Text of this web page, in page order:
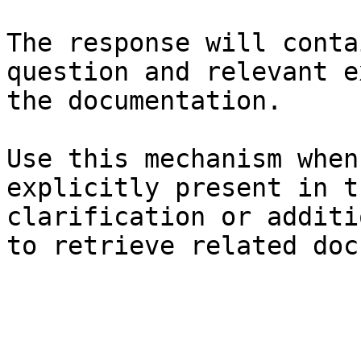
The response will
question and relevant
the documentation.
Use this mechanism
explicitly present in
clarification or